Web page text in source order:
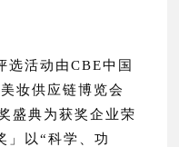
选活动由CBE中国
妆供应链博览会
盛典为获奖企业荣
」以“科学、功